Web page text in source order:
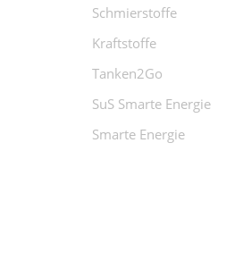
Schmierstoffe
Kraftstoffe
Tanken2Go
SuS Smarte Energie
Smarte Energie